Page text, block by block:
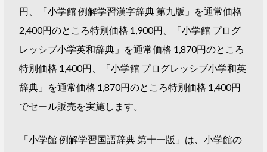
円、「小学館 例解学習漢字辞典 第九版」を通常価格
2,400円のところ特別価格 1,900円、「小学館 プログ
レッシブ小学英和辞典」を通常価格 1,870円のところ
特別価格 1,400円、「小学館 プログレッシブ小学和英
辞典」を通常価格 1,870円のところ特別価格 1,400円
でセール販売を実施します。
「小学館 例解学習国語辞典 第十一版」は、小学館の